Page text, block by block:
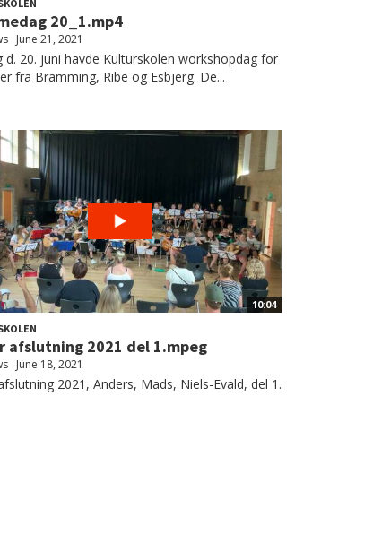
20_1.mp4
June 21, 2021
d. 20. juni havde Kulturskolen workshopdag for
fra Bramming, Ribe og Esbjerg. De...
10:04
afslutning 2021 del 1.mpeg
June 18, 2021
2021, Anders, Mads, Niels-Evald, del 1.